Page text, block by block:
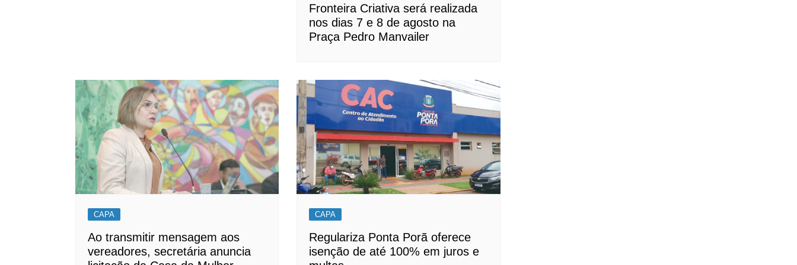
Fronteira Criativa será realizada
nos dias 7 e 8 de agosto na
Praça Pedro Manvailer
CAPA
Ao transmitir mensagem aos
vereadores, secretária anuncia
CAPA
Regulariza Ponta Porã oferece
isenção de até 100% em juros e